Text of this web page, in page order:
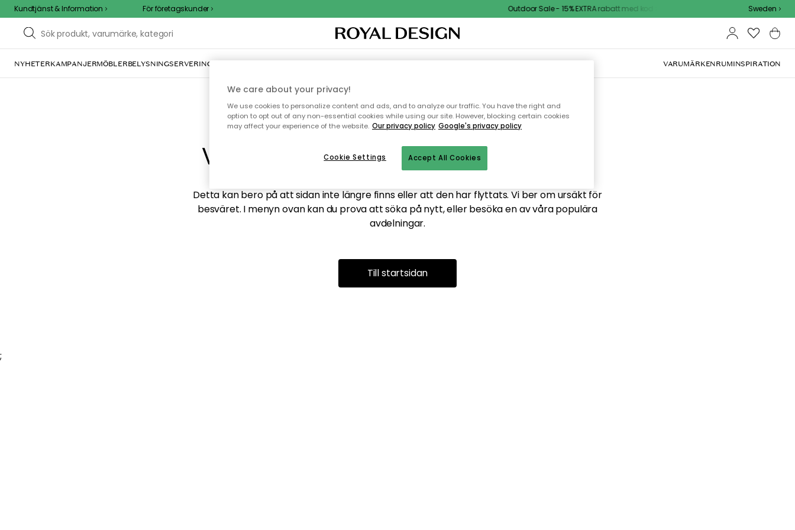
Kundtjänst & Information För företagskunder Outdoor Sale - 15% EXTRA rabatt med kod Sweden
NYHETERKAMPANJERMÖBLERBELYSNINGSERVERING INREDNINGTEXTIL & MATTORKÖKETFÖRVARINGUTEMÖBLER VARUMÄRKENRUMINSPIRATION
Vi hittar tyvärr inte sidan du söker
Detta kan bero på att sidan inte längre finns eller att den har flyttats. Vi ber om ursäkt för
besväret. I menyn ovan kan du prova att söka på nytt, eller besöka en av våra populära
avdelningar.
Till startsidan
;
We care about your privacy!
We use cookies to personalize content and ads, and to analyze our traffic. You have the right and
option to opt out of any non-essential cookies while using our site. However, blocking certain cookies
may affect your experience of the website. Our privacy policy Google's privacy policy
Accept All Cookies
Cookie Settings